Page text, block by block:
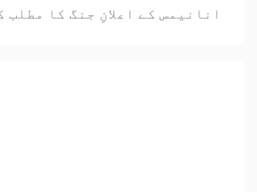
انانیمس کے اعلانِ جنگ کا مطلب